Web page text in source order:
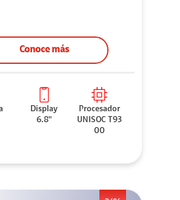
Conoce más
Display
6.8"
Procesador
UNISOC T93
00